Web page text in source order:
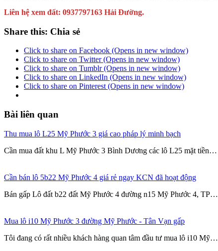
Liên hệ xem đất: 0937797163 Hải Đường.
Share this: Chia sẻ
Click to share on Facebook (Opens in new window)
Click to share on Twitter (Opens in new window)
Click to share on Tumblr (Opens in new window)
Click to share on LinkedIn (Opens in new window)
Click to share on Pinterest (Opens in new window)
Bài liên quan
Thu mua lô L25 Mỹ Phước 3 giá cao pháp lý minh bạch
Cần mua đất khu L Mỹ Phước 3 Bình Dương các lô L25 mặt tiền…
Cần bán lô 5b22 Mỹ Phước 4 giá rẻ ngay KCN đã hoạt động
Bán gấp Lô đất b22 đất Mỹ Phước 4 đường n15 Mỹ Phước 4, TP…
Mua lô i10 Mỹ Phước 3 đường Mỹ Phước - Tân Vạn gấp
Tôi đang có rất nhiều khách hàng quan tâm đầu tư mua lô i10 Mỹ…